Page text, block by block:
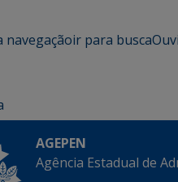
navegaçãoir para busca
AGEPEN
Agência Estadual de